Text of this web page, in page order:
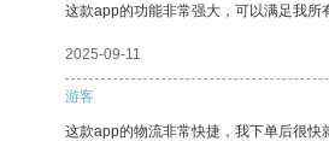
这款app的功能非常强大，可以满足我所
2025-09-11
游客
这款app的物流非常快捷，我下单后很快